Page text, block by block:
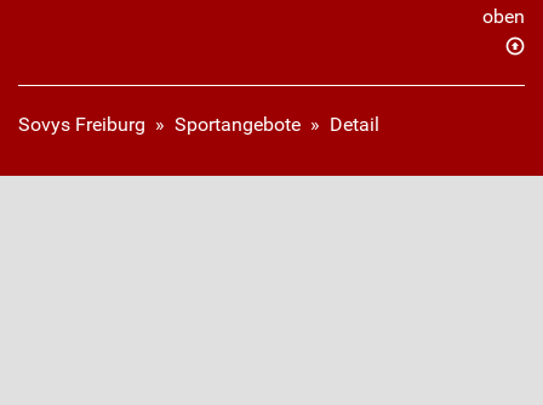
oben
Sovys Freiburg » Sportangebote » Detail